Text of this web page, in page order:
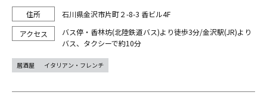
石川県金沢市片町２-8-3 香ビル4F
バス停・香林坊(北陸鉄道バス)より徒歩3分/金沢駅(JR)より
バス、タクシーで約10分
居酒屋 イタリアン・フレンチ